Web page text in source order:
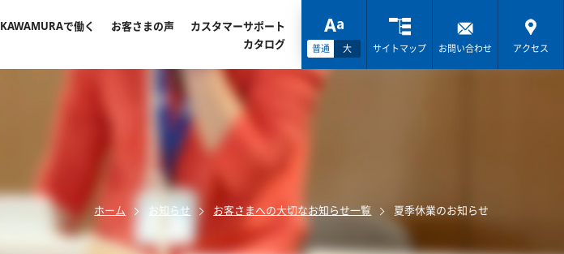
KAWAMURAで働く お客さまの声
カスタマーサポート
カタログ
普通 大 サイトマップ お問い合わせ アクセス
ホーム お知らせ お客さまへの大切なお知らせ一覧 夏季休業のお知らせ